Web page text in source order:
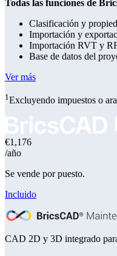
Todas las funciones de
Clasificación y
Importación y
Importación RVT y
Base de datos del
Ver más
1Excluyendo impuestos o
€1,176
/año
Se vende por puesto.
Incluido
CAD 2D y 3D integrado